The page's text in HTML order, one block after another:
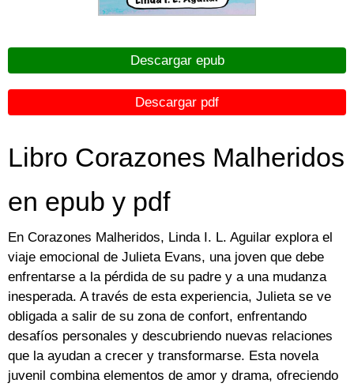
Descargar epub
Descargar pdf
Libro Corazones Malheridos
en epub y pdf
En Corazones Malheridos, Linda I. L. Aguilar explora el
viaje emocional de Julieta Evans, una joven que debe
enfrentarse a la pérdida de su padre y a una mudanza
inesperada. A través de esta experiencia, Julieta se ve
obligada a salir de su zona de confort, enfrentando
desafíos personales y descubriendo nuevas relaciones
que la ayudan a crecer y transformarse. Esta novela
juvenil combina elementos de amor y drama, ofreciendo